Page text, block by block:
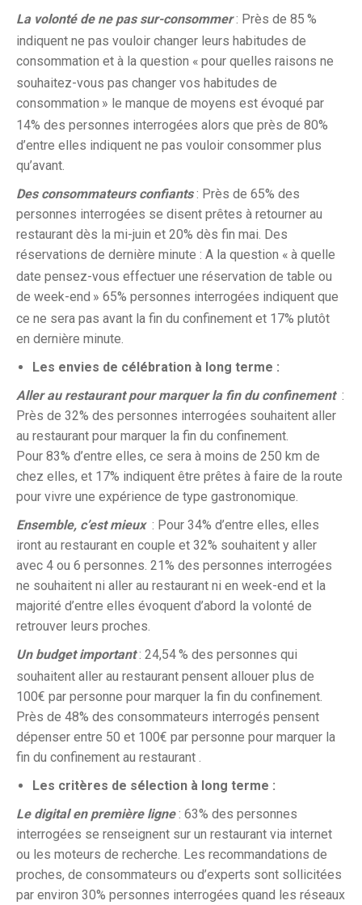
La volonté de ne pas sur-consommer: Près de 85 %
indiquent ne pas vouloir changer leurs habitudes de
consommation et à la question « pour quelles raisons ne
souhaitez-vous pas changer vos habitudes de
consommation » le manque de moyens est évoqué par
14% des personnes interrogées alors que près de 80%
d’entre elles indiquent ne pas vouloir consommer plus
qu’avant.
Des consommateurs confiants : Près de 65% des
personnes interrogées se disent prêtes à retourner au
restaurant dès la mi-juin et 20% dès fin mai. Des
réservations de dernière minute : A la question « à quelle
date pensez-vous effectuer une réservation de table ou
de week-end » 65% personnes interrogées indiquent que
ce ne sera pas avant la fin du confinement et 17% plutôt
en dernière minute.
Les envies de célébration à long terme :
Aller au restaurant pour marquer la fin du confinement :
Près de 32% des personnes interrogées souhaitent aller
au restaurant pour marquer la fin du confinement.
Pour 83% d’entre elles, ce sera à moins de 250 km de
chez elles, et 17% indiquent être prêtes à faire de la route
pour vivre une expérience de type gastronomique.
Ensemble, c’est mieux : Pour 34% d’entre elles, elles
iront au restaurant en couple et 32% souhaitent y aller
avec 4 ou 6 personnes. 21% des personnes interrogées
ne souhaitent ni aller au restaurant ni en week-end et la
majorité d’entre elles évoquent d’abord la volonté de
retrouver leurs proches.
Un budget important: 24,54% des personnes qui
souhaitent aller au restaurant pensent allouer plus de
100€ par personne pour marquer la fin du confinement.
Près de 48% des consommateurs interrogés pensent
dépenser entre 50 et 100€ par personne pour marquer la
fin du confinement au restaurant .
Les critères de sélection à long terme :
Le digital en première ligne: 63% des personnes
interrogées se renseignent sur un restaurant via internet
ou les moteurs de recherche. Les recommandations de
proches, de consommateurs ou d’experts sont sollicitées
par environ 30% personnes interrogées quand les réseaux